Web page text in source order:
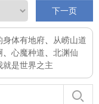
下一页
身体有地府
从崂山道
心魔种道
北渊仙
就是世界之主